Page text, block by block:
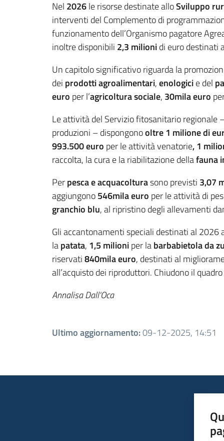
Nel 2026le risorse destinate alloSviluppo
interventi del Complemento di
funzionamento dell’Organismo pagatore
inoltre disponibili 2,3 milionidi euro destinati
Un capitolo significativo riguarda la
dei prodotti agroalimentari,enologicie del
euro per l’agricoltura sociale, 30mila euro
Le attività del Servizio fitosanitario regionale
produzioni – dispongonooltre 1 milione di
993.500 euro per le attività venatorie, 1
raccolta, la cura e la riabilitazione dellafauna
Perpesca e acquacolturasono previsti 3,07
aggiungono546milaeuro per le attività di
granchio blu, al ripristino degli allevamenti
Gli accantonamenti speciali destinati al
lapatata, 1,5 milioniper labarbabietola da
riservati840mila euro, destinati al
all’acquisto dei riproduttori. Chiudono il
Annalisa Dall'Oca
Ultimo aggiornamento:09-12-2025, 14:51